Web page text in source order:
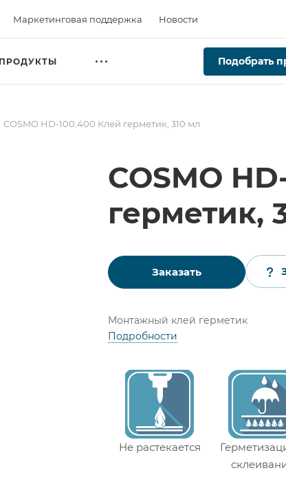
Маркетинговая поддержка Новости
ПРОДУКТЫ Подобрать
COSMO HD-100.400 Клей герметик, 310 мл
COSMO
герметик,
Заказать
Монтажный клей герметик
Подробности
Не растекается